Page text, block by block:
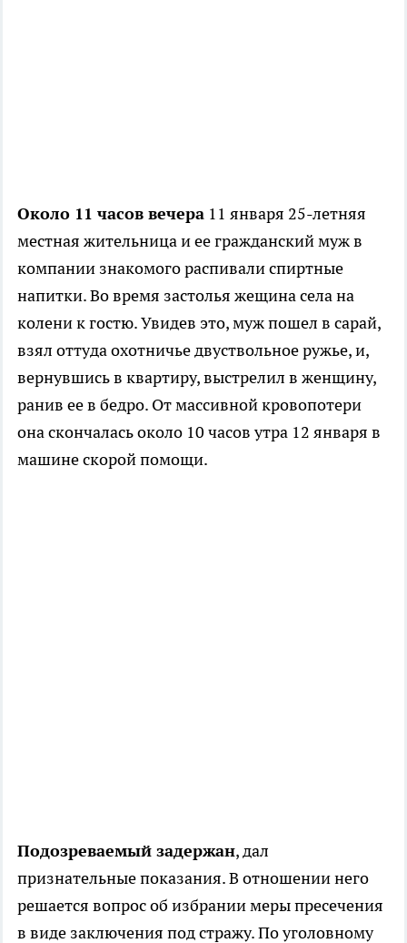
Около 11 часов вечера 11 января 25-летняя
местная жительница и ее гражданский муж в
компании знакомого распивали спиртные
напитки. Во время застолья жещина села на
колени к гостю. Увидев это, муж пошел в сарай,
взял оттуда охотничье двуствольное ружье, и,
вернувшись в квартиру, выстрелил в женщину,
ранив ее в бедро. От массивной кровопотери
она скончалась около 10 часов утра 12 января в
машине скорой помощи.
Подозреваемый задержан, дал
признательные показания. В отношении него
решается вопрос об избрании меры пресечения
в виде заключения под стражу. По уголовному